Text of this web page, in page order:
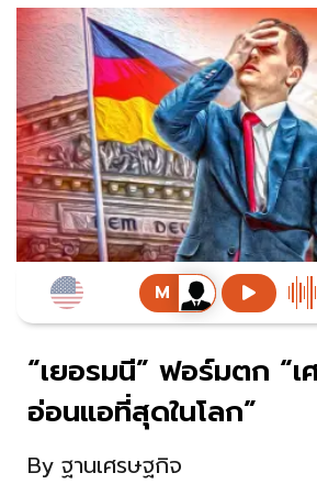
“เยอรมนี” ฟอร์มตก “
อ่อนแอที่สุดในโลก”
By ฐานเศรษฐกิจ